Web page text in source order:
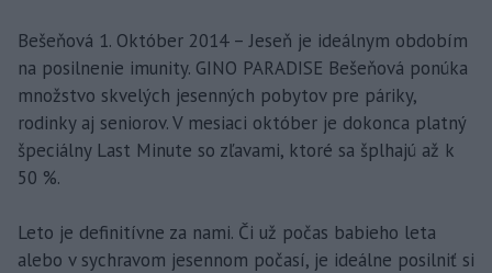
Bešeňová 1. Október 2014 – Jeseň je ideálnym obdobím
na posilnenie imunity. GINO PARADISE Bešeňová ponúka
množstvo skvelých jesenných pobytov pre páriky,
rodinky aj seniorov. V mesiaci október je dokonca platný
špeciálny Last Minute so zľavami, ktoré sa šplhajú až k
50 %.
Leto je definitívne za nami. Či už počas babieho leta
alebo v sychravom jesennom počasí, je ideálne posilniť si